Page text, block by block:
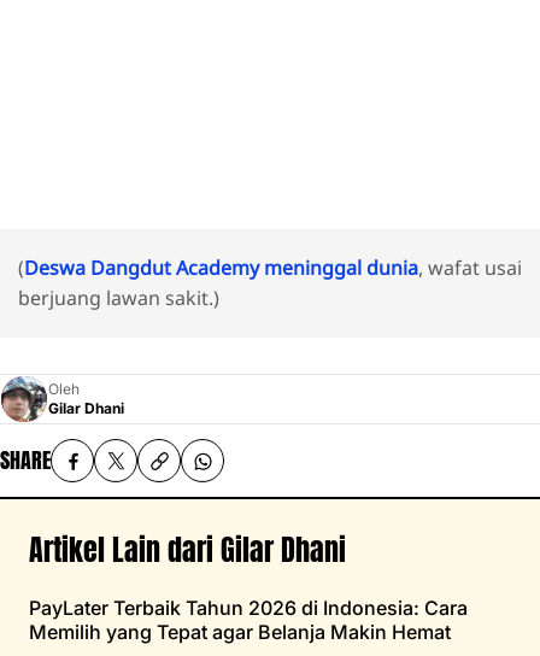
(Deswa Dangdut Academy meninggal dunia, wafat usai
berjuang lawan sakit.)
Oleh
Gilar Dhani
SHARE
Artikel Lain dari Gilar Dhani
PayLater Terbaik Tahun 2026 di Indonesia: Cara
Memilih yang Tepat agar Belanja Makin Hemat